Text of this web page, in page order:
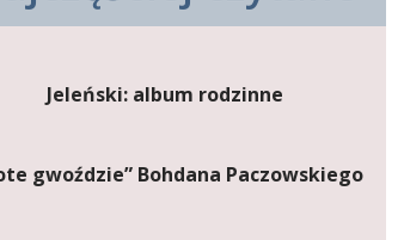
Jeleński: album rodzinne
gwoździe” Bohdana Paczowskiego